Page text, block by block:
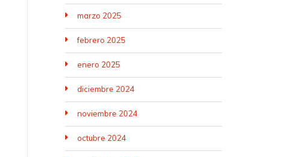
marzo 2025
febrero 2025
enero 2025
diciembre 2024
noviembre 2024
octubre 2024